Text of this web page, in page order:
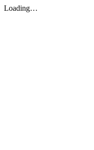
Loading…